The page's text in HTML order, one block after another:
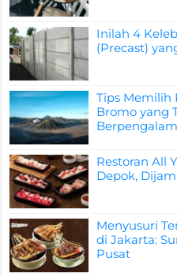
Inilah 4
(Precast)
Tips Memilih
Bromo yang
Restoran All
Depok,
Menyusuri
di Jakarta:
Pusat